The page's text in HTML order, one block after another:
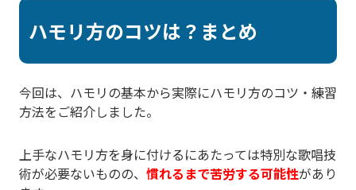
ハモリ方のコツは？まとめ
今回は、ハモリの基本から実際にハモリ方のコツ・練習
方法をご紹介しました。
上手なハモリ方を身に付けるにあたっては特別な歌唱技
術が必要ないものの、 慣れるまで苦労する可能性があり